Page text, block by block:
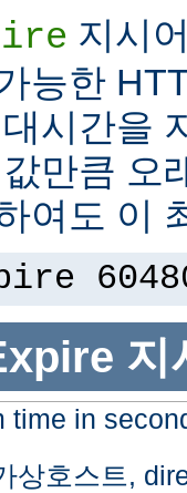
지시
능한
시간을
만큼 오
여도 이
지
time in
상호스트,